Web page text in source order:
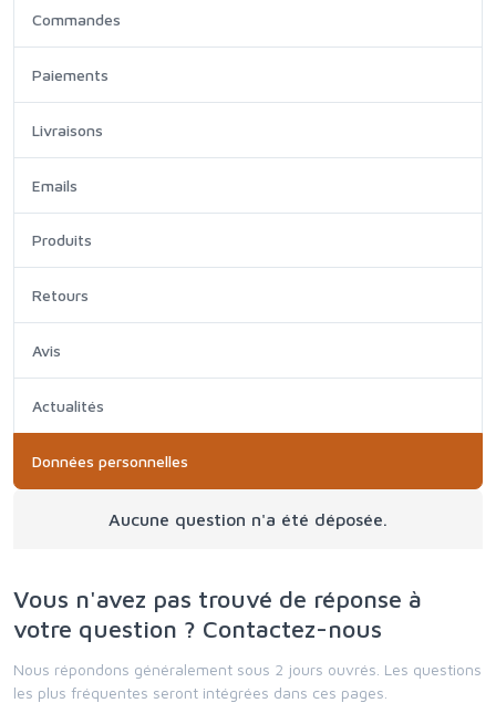
Commandes
Paiements
Livraisons
Emails
Produits
Retours
Avis
Actualités
Données personnelles
Aucune question n'a été déposée.
Vous n'avez pas trouvé de réponse à
votre question ? Contactez-nous
Nous répondons généralement sous 2 jours ouvrés. Les questions
les plus fréquentes seront intégrées dans ces pages.